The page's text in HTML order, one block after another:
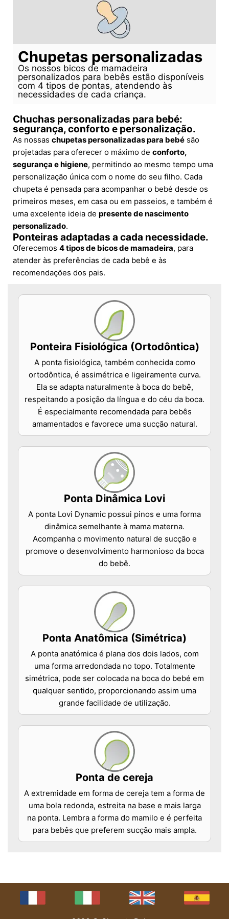
Chupetas personalizadas
Os nossos bicos de mamadeira
personalizados para bebês estão disponíveis
com 4 tipos de pontas, atendendo às
necessidades de cada criança.
Chuchas personalizadas para bebé:
segurança, conforto e personalização.
As nossas chupetas personalizadas para bebé são
projetadas para oferecer o máximo de conforto,
segurança e higiene, permitindo ao mesmo tempo uma
personalização única com o nome do seu filho. Cada
chupeta é pensada para acompanhar o bebé desde os
primeiros meses, em casa ou em passeios, e também é
uma excelente ideia de presente de nascimento
personalizado.
Ponteiras adaptadas a cada necessidade.
Oferecemos 4 tipos de bicos de mamadeira, para
atender às preferências de cada bebê e às
recomendações dos pais.
Ponteira Fisiológica (Ortodôntica)
A ponta fisiológica, também conhecida como
ortodôntica, é assimétrica e ligeiramente curva.
Ela se adapta naturalmente à boca do bebê,
respeitando a posição da língua e do céu da boca.
É especialmente recomendada para bebês
amamentados e favorece uma sucção natural.
Ponta Dinâmica Lovi
A ponta Lovi Dynamic possui pinos e uma forma
dinâmica semelhante à mama materna.
Acompanha o movimento natural de sucção e
promove o desenvolvimento harmonioso da boca
do bebê.
Ponta Anatômica (Simétrica)
A ponta anatómica é plana dos dois lados, com
uma forma arredondada no topo. Totalmente
simétrica, pode ser colocada na boca do bebé em
qualquer sentido, proporcionando assim uma
grande facilidade de utilização.
Ponta de cereja
A extremidade em forma de cereja tem a forma de
uma bola redonda, estreita na base e mais larga
na ponta. Lembra a forma do mamilo e é perfeita
para bebês que preferem sucção mais ampla.